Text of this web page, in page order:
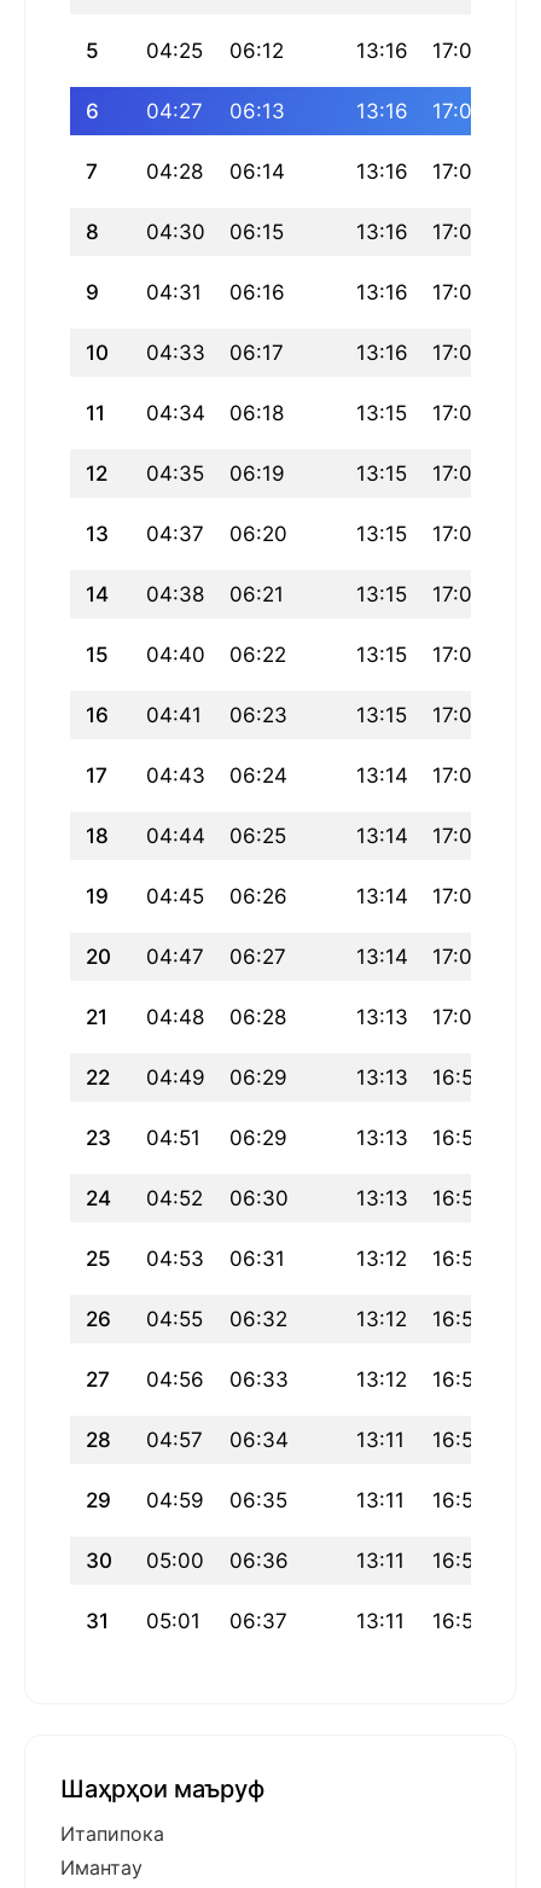
5 04:25 06:12 13:16 17:09
6 04:27 06:13 13:16 17:08
7 04:28 06:14 13:16 17:08
8 04:30 06:15 13:16 17:07
9 04:31 06:16 13:16 17:07
10 04:33 06:17 13:16 17:06
11 04:34 06:18 13:15 17:06
12 04:35 06:19 13:15 17:05
13 04:37 06:20 13:15 17:05
14 04:38 06:21 13:15 17:04
15 04:40 06:22 13:15 17:04
16 04:41 06:23 13:15 17:03
17 04:43 06:24 13:14 17:02
18 04:44 06:25 13:14 17:02
19 04:45 06:26 13:14 17:01
20 04:47 06:27 13:14 17:00
21 04:48 06:28 13:13 17:00
22 04:49 06:29 13:13 16:59
23 04:51 06:29 13:13 16:58
24 04:52 06:30 13:13 16:57
25 04:53 06:31 13:12 16:57
26 04:55 06:32 13:12 16:56
27 04:56 06:33 13:12 16:55
28 04:57 06:34 13:11 16:54
29 04:59 06:35 13:11 16:53
30 05:00 06:36 13:11 16:52
31 05:01 06:37 13:11 16:52
Шаҳрҳои маъруф
Итапипока
Имантау